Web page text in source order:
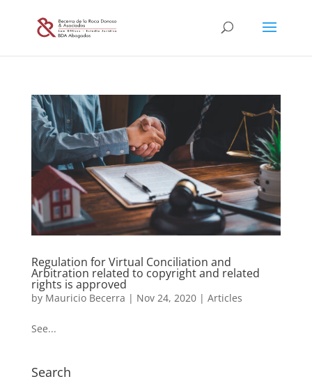
Regulation for Virtual Conciliation and
Arbitration related to copyright and related
rights is approved
by Mauricio Becerra | Nov 24, 2020| Articles
See...
Search